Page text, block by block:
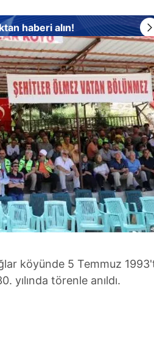
haberi alın!
köyünde 5 Temmuz
törenle anıldı.